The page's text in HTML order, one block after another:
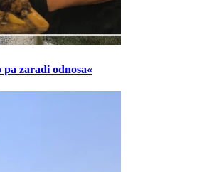
zaradi odnosa«